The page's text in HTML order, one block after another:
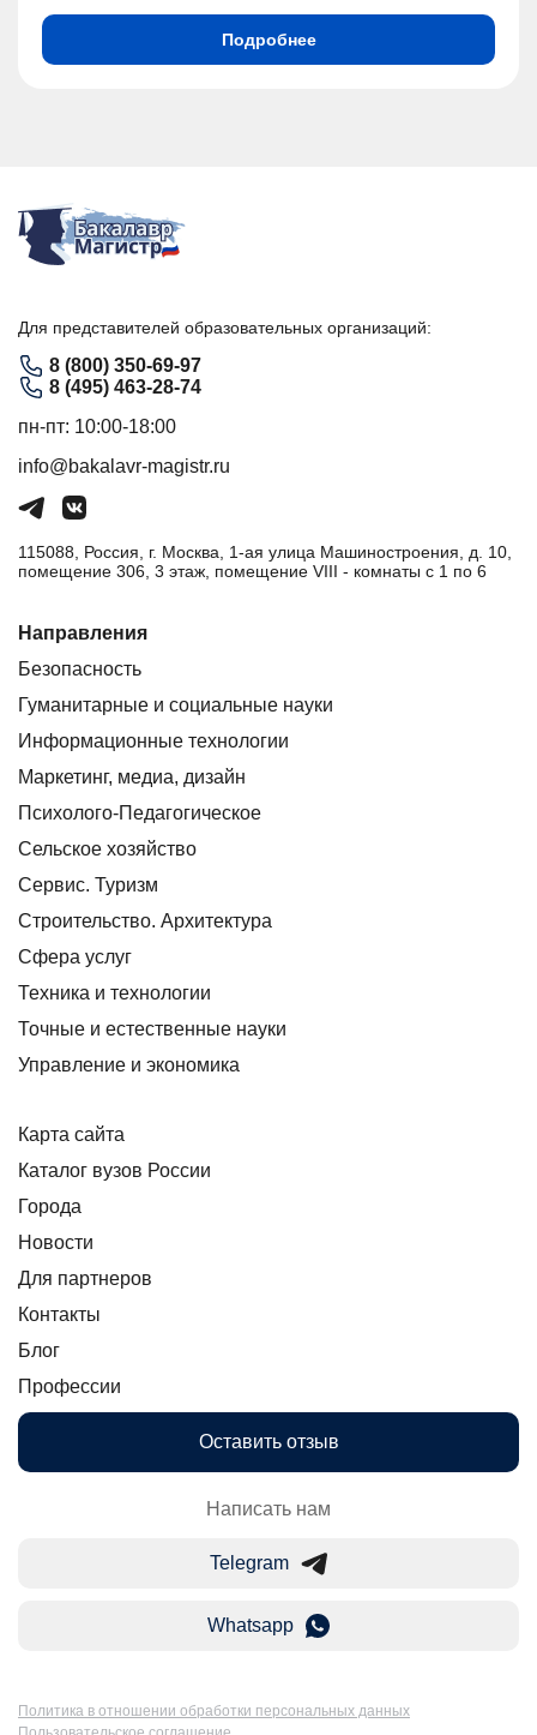
Подробнее
Для представителей образовательных организаций:
8 (800) 350-69-97
8 (495) 463-28-74
пн-пт: 10:00-18:00
info@bakalavr-magistr.ru
115088, Россия, г. Москва, 1-ая улица Машиностроения, д. 10,
помещение 306, 3 этаж, помещение VIII - комнаты с 1 по 6
Направления
Безопасность
Гуманитарные и социальные науки
Информационные технологии
Маркетинг, медиа, дизайн
Психолого-Педагогическое
Сельское хозяйство
Сервис. Туризм
Строительство. Архитектура
Сфера услуг
Техника и технологии
Точные и естественные науки
Управление и экономика
Карта сайта
Каталог вузов России
Города
Новости
Для партнеров
Контакты
Блог
Профессии
Оставить отзыв
Написать нам
Telegram
Whatsapp
Политика в отношении обработки персональных данных